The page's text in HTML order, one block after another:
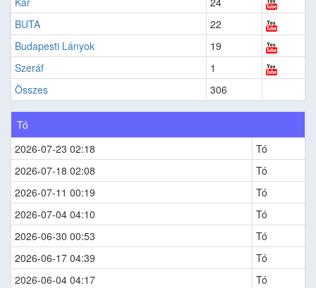
BUTA
22
Budapesti Lányok
19
Szeráf
1
Összes
306
Tó
2026-07-23 02:18
Tó
2026-07-18 02:08
Tó
2026-07-11 00:19
Tó
2026-07-04 04:10
Tó
2026-06-30 00:53
Tó
2026-06-17 04:39
Tó
2026-06-04 04:17
Tó